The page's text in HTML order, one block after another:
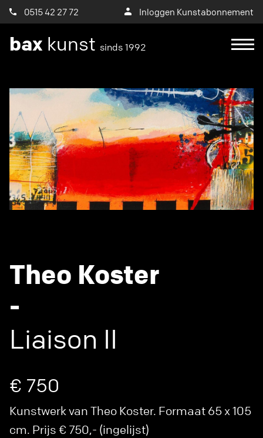
0515 42 27 72 Inloggen Kunstabonnement
bax kunst sinds 1992
Theo Koster
-
Liaison II
€ 750
Kunstwerk van Theo Koster. Formaat 65 x 105
cm. Prijs € 750,- (ingelijst)